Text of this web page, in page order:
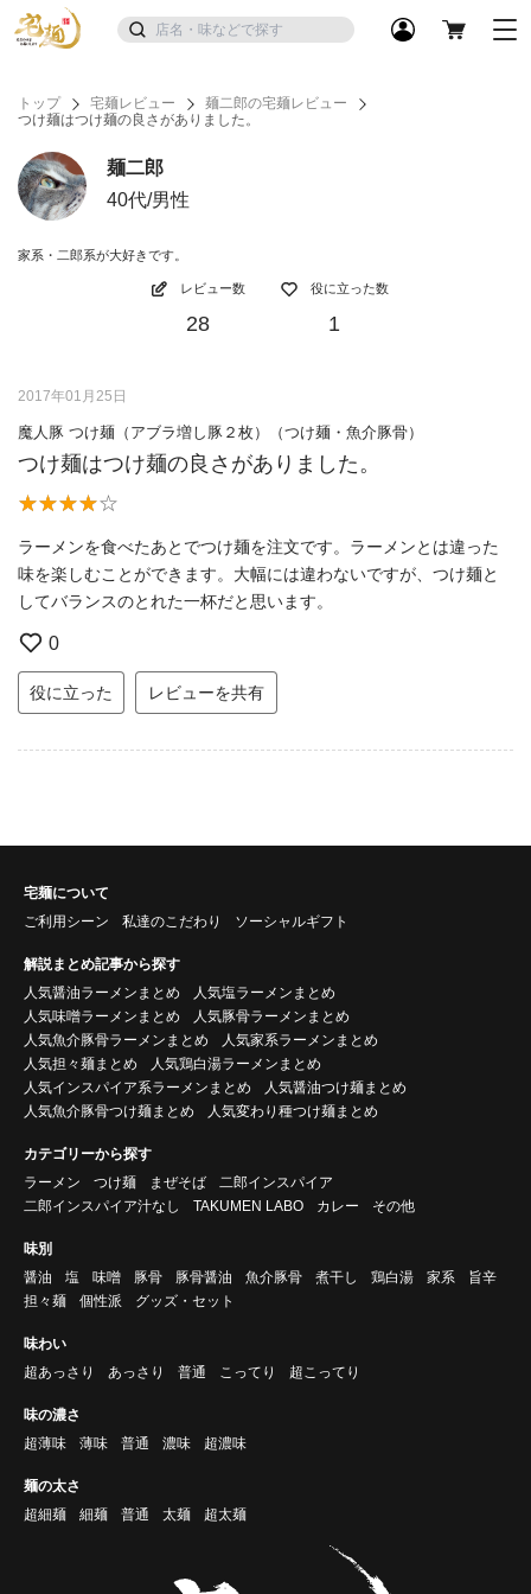
トップ 宅麺レビュー
麺二郎の宅麺レビュー
つけ麺はつけ麺の良さがありました。
麺二郎
40代/男性
家系・二郎系が大好きです。
レビュー数
28
役に立った数
1
2017年01月25日
魔人豚 つけ麺（アブラ増し豚２枚）（つけ麺・魚介豚骨）
つけ麺はつけ麺の良さがありました。
ラーメンを食べたあとでつけ麺を注文です。ラーメンとは違った
味を楽しむことができます。大幅には違わないですが、つけ麺と
してバランスのとれた一杯だと思います。
0
役に立った レビューを共有
宅麺について
ご利用シーン
私達のこだわり ソーシャルギフト
解説まとめ記事から探す
人気醤油ラーメンまとめ
人気塩ラーメンまとめ
人気味噌ラーメンまとめ
人気豚骨ラーメンまとめ
人気魚介豚骨ラーメンまとめ
人気家系ラーメンまとめ
人気担々麺まとめ
人気鶏白湯ラーメンまとめ
人気インスパイア系ラーメンまとめ
人気醤油つけ麺まとめ
人気魚介豚骨つけ麺まとめ
人気変わり種つけ麺まとめ
カテゴリーから探す
ラーメン
つけ麺 まぜそば
二郎インスパイア
二郎インスパイア汁なし
TAKUMEN LABO カレー その他
味別
醤油
塩 味噌 豚骨 豚骨醤油 魚介豚骨 煮干し 鶏白湯 家系
旨辛
担々麺
個性派 グッズ・セット
味わい
超あっさり
あっさり 普通 こってり 超こってり
味の濃さ
超薄味
薄味 普通 濃味 超濃味
麺の太さ
超細麺
細麺 普通 太麺 超太麺